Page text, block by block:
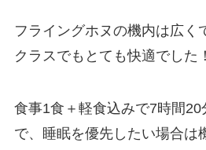
フライングホヌの機内は広く
クラスでもとても快適でした！
食事1食＋軽食込みで7時間
で、睡眠を優先したい場合は